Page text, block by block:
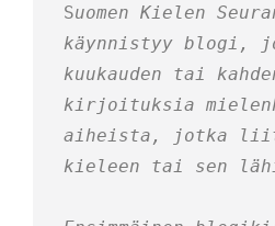
Suomen Kielen
käynnistyy blogi,
kuukauden tai
kirjoituksia
aiheista, jotka
kieleen tai sen